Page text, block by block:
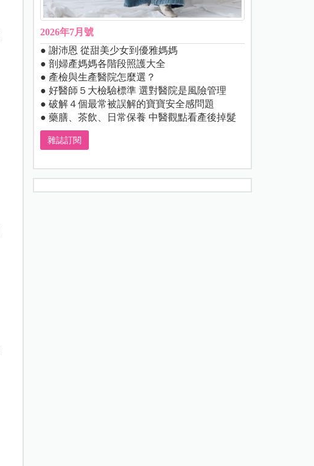
2026年7月號
● 謝沛恩 從甜美少女到優雅媽媽
● 剖婦產媽媽各階段照護大全
● 產檢與生產醫院怎麼選？
● 好醫師５大檢驗標準 選對醫院是風險管理
● 破解４個最常被誤解的寶寶安全感問題
● 藥膳、茶飲、日常保養 中醫觀點看產後掉髮
雜誌訂閱